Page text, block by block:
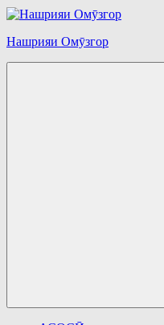
Перейти
содержимому
Нашрияи Омӯзгор